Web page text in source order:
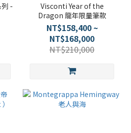
-
Visconti Year of the
Dragon 龍年限量筆款
NT$158,400 ~
NT$168,000
NT$210,000